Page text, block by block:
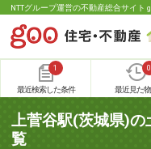
NTTグループ運営の不動産総合サイト
1
最近検索した条件
0
最近見た
上菅谷駅(茨城県)の
覧